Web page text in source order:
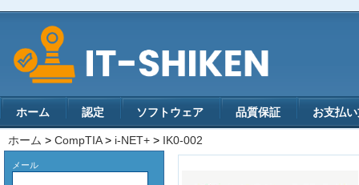
ホーム 認定 ソフトウェア 品質保証 お支払
ホーム > CompTIA> i-NET+ > IK0-002
メール